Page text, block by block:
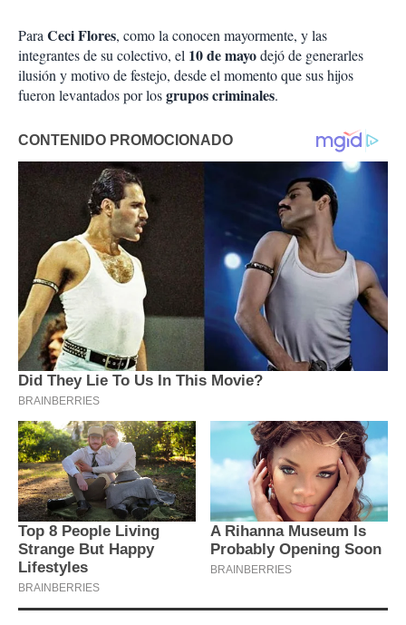
ParaCeci Flores, como la conocen mayormente, y las
integrantes de su colectivo, el 10 de mayodejó de generarles
ilusión y motivo de festejo, desde el momento que sus hijos
fueron levantados por losgrupos criminales.